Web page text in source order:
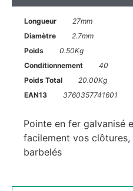
Longueur
27mm
Diamètre
2.7mm
Poids
0.50Kg
Conditionnement
40
Poids Total
20.00Kg
EAN13
3760357741601
Pointe en fer galvanisé
facilement vos
barbelés